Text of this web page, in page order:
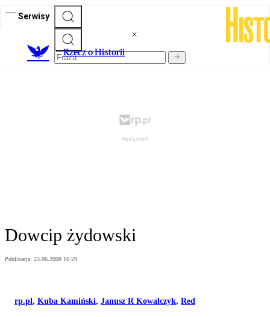
Serwisy
Rzecz o Historii
Dowcip żydowski
Publikacja: 23.06.2008 16:29
rp.pl, Kuba Kamiński, Janusz R Kowalczyk, Red